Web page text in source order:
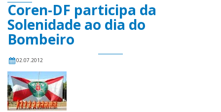
Coren-DF participa da
Solenidade ao dia do
Bombeiro
02.07.2012